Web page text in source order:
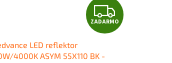
Z
A
ZADARMO
LED reflektor
4000K ASYM 55X110 BK -